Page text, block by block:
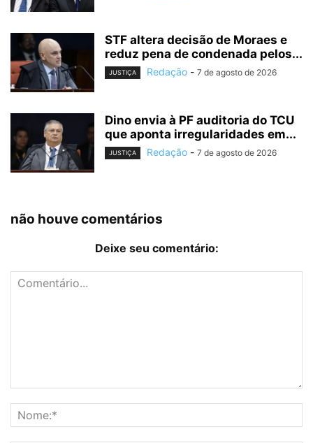
STF altera decisão de Moraes e
reduz pena de condenada pelos...
JUSTIÇA Redação - 7 de agosto de 2026
Dino envia à PF auditoria do TCU
que aponta irregularidades em...
JUSTIÇA Redação - 7 de agosto de 2026
não houve comentários
Deixe seu comentário: